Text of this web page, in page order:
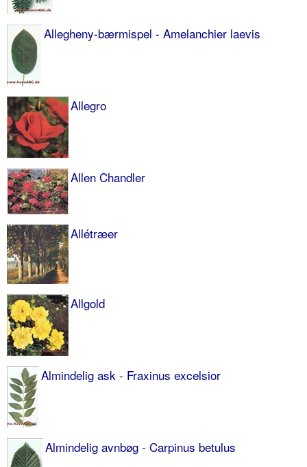
Allegheny-bærmispel - Amelanchier laevis
Allegro
Allen Chandler
Allétræer
Allgold
Almindelig ask - Fraxinus excelsior
Almindelig avnbøg - Carpinus betulus